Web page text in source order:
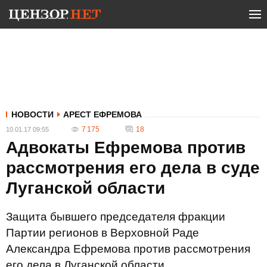
НОВОСТИ АРЕСТ ЕФРЕМОВА
10.01.17 09:55 7 175 18
Адвокаты Ефремова против
рассмотрения его дела в суде
Луганской области
Защита бывшего председателя фракции
Партии регионов в Верховной Раде
Александра Ефремова против рассмотрения